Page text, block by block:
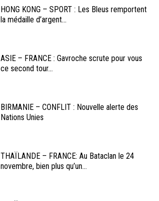
HONG KONG – SPORT : Les Bleus remportent
la médaille d’argent...
ASIE – FRANCE : Gavroche scrute pour vous
ce second tour...
BIRMANIE – CONFLIT : Nouvelle alerte des
Nations Unies
THAÏLANDE – FRANCE: Au Bataclan le 24
novembre, bien plus qu’un...